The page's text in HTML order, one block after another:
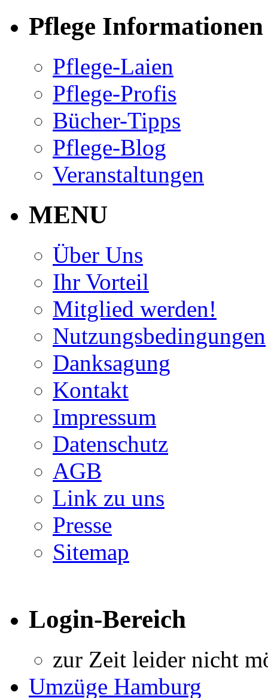
Pflege Informationen
Pflege-Laien
Pflege-Profis
Bücher-Tipps
Pflege-Blog
Veranstaltungen
MENU
Über Uns
Ihr Vorteil
Mitglied werden!
Nutzungsbedingungen
Danksagung
Kontakt
Impressum
Datenschutz
AGB
Link zu uns
Presse
Sitemap
Login-Bereich
zur Zeit leider nicht
Umzüge Hamburg